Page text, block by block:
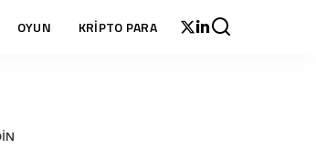
OYUN KRİPTO PARA